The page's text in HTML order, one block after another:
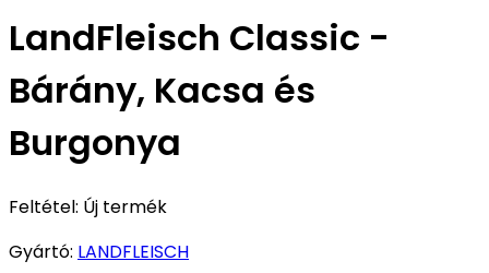
LandFleisch Classic -
Bárány, Kacsa és
Burgonya
Feltétel: Új termék
Gyártó: LANDFLEISCH